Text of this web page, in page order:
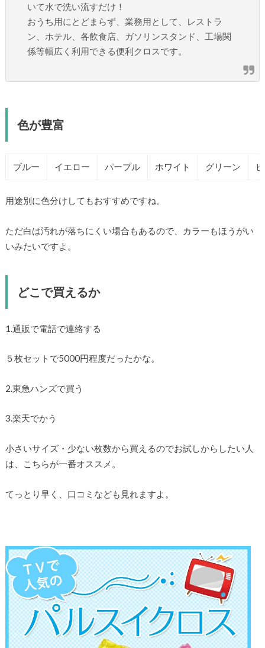
いて水で洗い流すだけ！
おうち用にとどまらず、業務用として、レストラ
ン、ホテル、各飲食店、ガソリンスタンド、工場関
係等幅広く利用できる便利クロスです。
色が豊富
ブルー イエロー パープル ホワイト グリーン
用途別に色分けしてもおすすめですね。
ただ白は汚れが落ちにくい場合もあるので、カラーもほうがい
いみたいですよ。
どこで買えるか
1.通販で電話で連絡する
５枚セットで5000円程度だったかな。
2.東急ハンズで買う
3.楽天でかう
小さいサイズ・少ない枚数から買えるのでお試しからしたい人
は、こちらが一番オススメ。
てっとり早く、口コミなども見れますよ。